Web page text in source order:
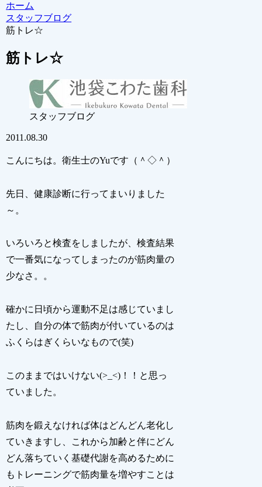
ホーム
スタッフブログ
筋トレ☆
筋トレ☆
スタッフブログ
2011.08.30
こんにちは。衛生士のYuです（＾◇＾）
先日、健康診断に行ってまいりました
～。
いろいろと検査をしましたが、検査結果
で一番気になってしまったのが筋肉量の
少なさ。。
確かに日頃から運動不足は感じていまし
たし、自分の体で筋肉が付いているのは
ふくらはぎくらいなもので(笑)
このままではいけない(>_<)！！と思っ
ていました。
筋肉を鍛えなければ体はどんどん老化し
ていきますし、これから加齢と伴にどん
どん落ちていく基礎代謝を高めるために
もトレーニングで筋肉量を増やすことは